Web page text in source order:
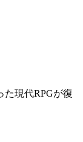
た現代RPGが復